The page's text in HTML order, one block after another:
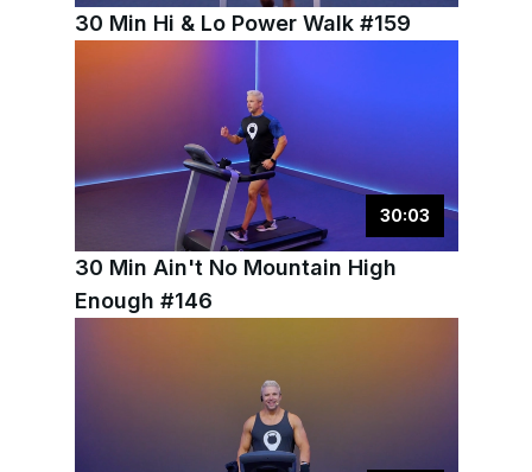
30 Min Hi & Lo Power Walk #159
30:03
30 Min Ain't No Mountain High
Enough #146